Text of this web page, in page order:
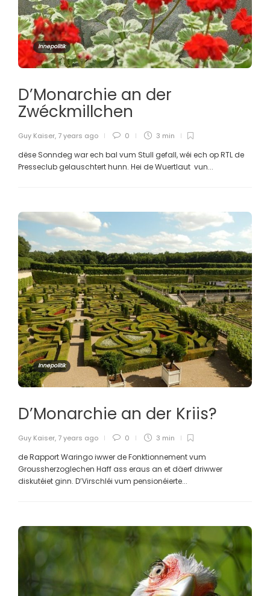
Innepolitik
D’Monarchie an der
Zwéckmillchen
Guy Kaiser, 7 years ago 0 3 min
dëse Sonndeg war ech bal vum Stull gefall, wéi ech op RTL de
Presseclub gelauschtert hunn. Hei de Wuertlaut vun...
Innepolitik
D’Monarchie an der Kriis?
Guy Kaiser, 7 years ago 0 3 min
de Rapport Waringo iwwer de Fonktionnement vum
Groussherzoglechen Haff ass eraus an et däerf driwwer
diskutéiet ginn. D’Virschléi vum pensionéierte...